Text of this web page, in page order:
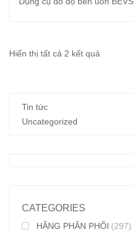
Hiển thị tất cả 2 kết quả
Tin tức
Uncategorized
CATEGORIES
HÃNG PHÂN PHỐI (297)